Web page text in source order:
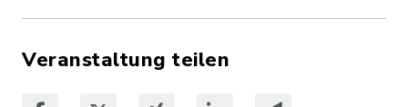
Veranstaltung teilen